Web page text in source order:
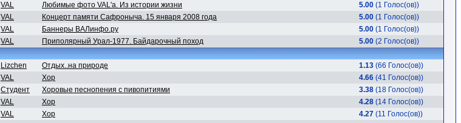
VAL Любимые фото VAL'a. Из истории жизни 5.00 (1 Голос(ов))
VAL Концерт памяти Сафроныча. 15 января 2008 года 5.00 (1 Голос(ов))
VAL Баннеры ВАЛинфо.ру 5.00 (1 Голос(ов))
VAL Приполярный Урал-1977. Байдарочный поход 5.00 (2 Голос(ов))
Lizchen Отдых..на природе 1.13 (66 Голос(ов))
VAL Хор 4.66 (41 Голос(ов))
Студент Хоровые песнопения с пивопитиями 3.38 (18 Голос(ов))
VAL Хор 4.28 (14 Голос(ов))
VAL Хор 4.27 (11 Голос(ов))